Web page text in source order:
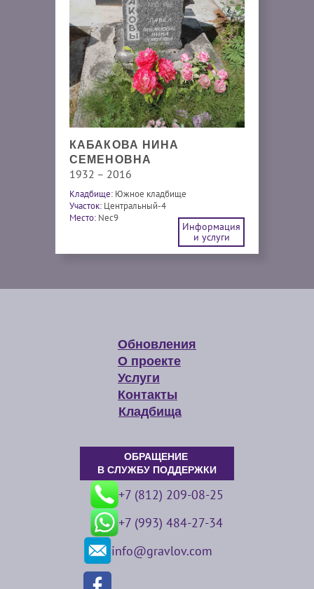
КАБАКОВА НИНА
СЕМЕНОВНА
1932 – 2016
Кладбище: Южное кладбище
Участок: Центральный-4
Место: Nec9
Информация
и услуги
Обновления
О проекте
Услуги
Контакты
Кладбища
ОБРАЩЕНИЕ
В СЛУЖБУ ПОДДЕРЖКИ
+7 (812) 209-08-25
+7 (993) 484-27-34
info@gravlov.com